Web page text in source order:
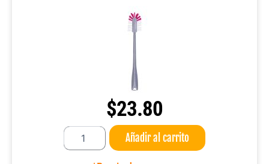
$23.80
Cepillo
limpia
vasos
Añadir al carrito